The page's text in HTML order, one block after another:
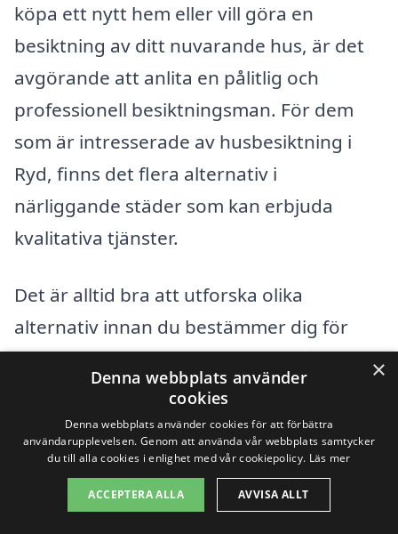
köpa ett nytt hem eller vill göra en
besiktning av ditt nuvarande hus, är det
avgörande att anlita en pålitlig och
professionell besiktningsman. För dem
som är intresserade av husbesiktning i
Ryd, finns det flera alternativ i
närliggande städer som kan erbjuda
kvalitativa tjänster.
Det är alltid bra att utforska olika
alternativ innan du bestämmer dig för
vilken firma du vill anlita. Här är några
närliggande städer där du kan hitta hjälp
för husbesiktning:
Tingsryd
×
Denna webbplats använder
cookies
Denna webbplats använder cookies för att förbättra
användarupplevelsen. Genom att använda vår webbplats samtycker
du till alla cookies i enlighet med vår cookiepolicy. Läs mer
ACCEPTERA ALLA AVVISA ALLT